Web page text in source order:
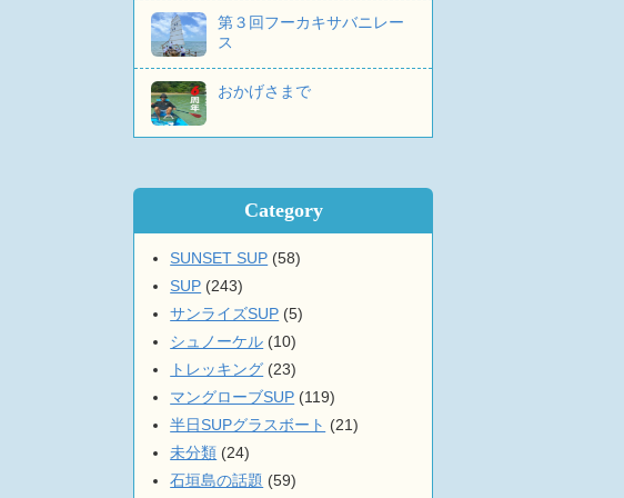
第３回フーカキサバニレー
ス
おかげさまで
Category
SUNSET SUP (58)
SUP (243)
サンライズSUP (5)
シュノーケル (10)
トレッキング (23)
マングローブSUP (119)
半日SUPグラスボート (21)
未分類 (24)
石垣島の話題 (59)